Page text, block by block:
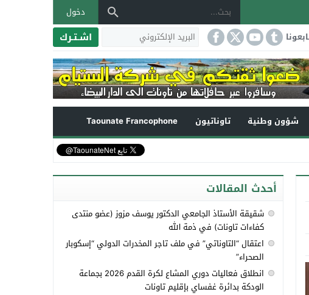
دخول
اشـتـرك
شؤون وطنية تاوناتيون
Taounate Francophone
أحدث المقالات
شقيقة الأستاذ الجامعي الدكتور يوسف مزوز (عضو منتدى
كفاءات تاونات) في ذمة الله
اعتقال “التاوناتي” في ملف تاجر المخدرات الدولي “إسكوبار
الصحراء”
انطلاق فعاليات دوري المشاع لكرة القدم 2026 بجماعة
الودكة بدائرة غفساي بإقليم تاونات